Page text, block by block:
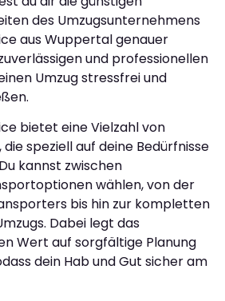
des Umzugsunternehmens
aus Wuppertal genauer
und professionellen
Umzug stressfrei und
bietet eine Vielzahl von
speziell auf deine Bedürfnisse
kannst zwischen
wählen, von der
bis hin zur kompletten
Dabei legt das
Wert auf sorgfältige Planung
dein Hab und Gut sicher am